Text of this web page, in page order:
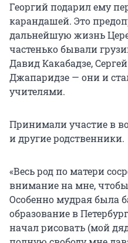
Георгий подарил ему
карандашей. Это
дальнейшую жизнь
частенько бывали
Давид Какабадзе,
Джапаридзе — они и
учителями.
Принимали участие в
и другие родственники.
«Весь род по матери
внимание на мне,
Особенно мудрая была
образование в
начал рисовать (мой